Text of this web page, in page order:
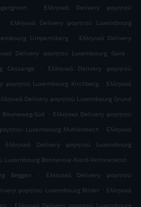
.
Ελληνικά Delivery φαγητού
. Ελληνικά Delivery φαγητού Luxembourg
Limpertsberg . Ελληνικά Delivery
Delivery φαγητού Luxembourg Gare
.
Cessange
.
Ελληνικά Delivery φαγητού
φαγητού Luxembourg Kirchberg . Ελληνικά
Delivery φαγητού Luxembourg Grund
Süd . Ελληνικά Delivery φαγητού
Luxembourg Muhlenbach . Ελληνικά
Ελληνικά Delivery φαγητού Luxembourg
Luxembourg Bonnevoie-Nord-Verlorenkost .
Beggen
.
Ελληνικά Delivery φαγητού
φαγητού Luxembourg Bridel . Ελληνικά
.